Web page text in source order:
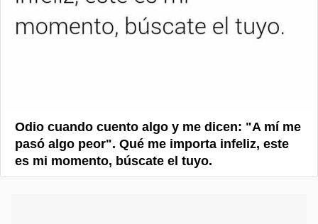
Odio cuando cuento algo y me dicen: "A mí me
pasó algo peor". Qué me importa infeliz, este
es mi momento, búscate el tuyo.